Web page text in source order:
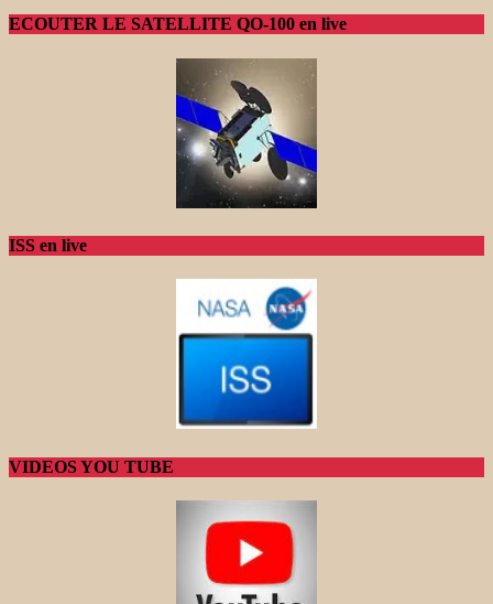
ECOUTER LE SATELLITE QO-100 en live
ISS en live
VIDEOS YOU TUBE